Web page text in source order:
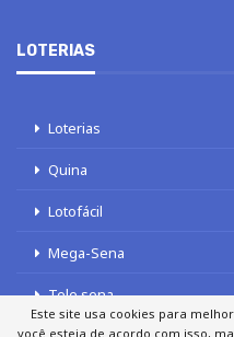
LOTERIAS
Loterias
Quina
Lotofácil
Mega-Sena
Tele sena
Este site usa cookies para
você esteja de acordo com isso,